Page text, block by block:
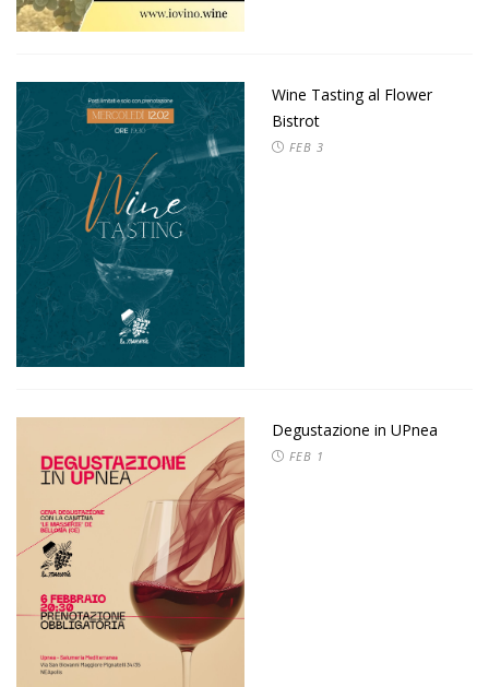
Wine Tasting al Flower
Bistrot
FEB 3
Degustazione in UPnea
FEB 1